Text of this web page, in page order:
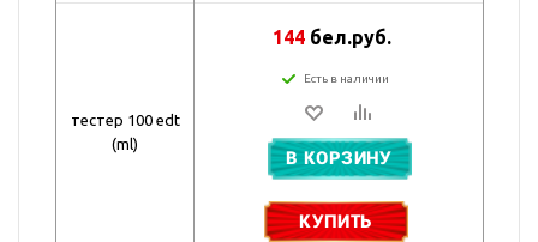
тестер 100 edt
(ml)
144 бел.руб.
Есть в наличии
В КОРЗИНУ
КУПИТЬ